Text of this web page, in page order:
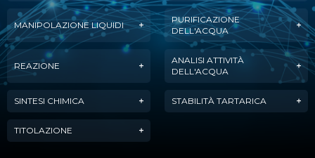
MANIPOLAZIONE LIQUIDI
PURIFICAZIONE
DELL'ACQUA
REAZIONE
ANALISI ATTIVITÀ
DELL'ACQUA
SINTESI CHIMICA STABILITÀ TARTARICA
TITOLAZIONE